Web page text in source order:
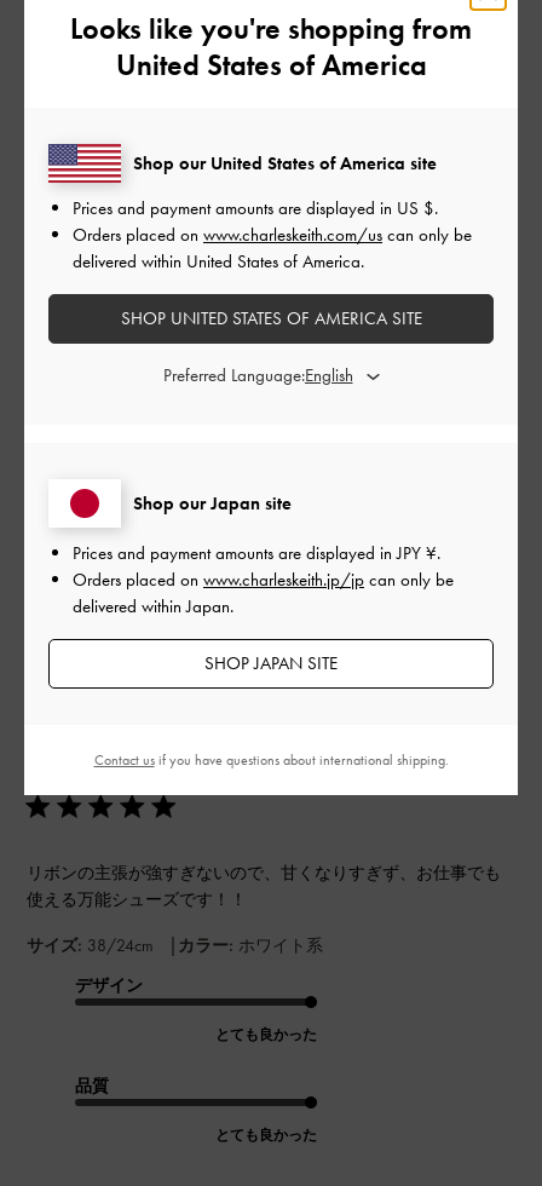
2
0
1
0
とても良かった
もっと見る
フィルター
リボンが可愛い♡
リボンの主張が強すぎないので、甘くなりすぎず、お仕事でも
使える万能シューズです！！
サイズ: 38/24cm | カラー: ホワイト系
デザイン
とても良かった
品質
とても良かった
Looks like you're shopping from
United States of America
Shop our Japan site
Prices and payment amounts are displayed inJPY ¥.
Orders placed on www.charleskeith.jp/jp can only be
delivered within Japan.
SHOP JAPAN SITE
Shop our United States of America site
Prices and payment amounts are displayed in US $.
Orders placed on www.charleskeith.com/us can only be
delivered within United States of America.
SHOP UNITED STATES OF AMERICA SITE
Preferred Language:
Contact usif you have questions about international shipping.